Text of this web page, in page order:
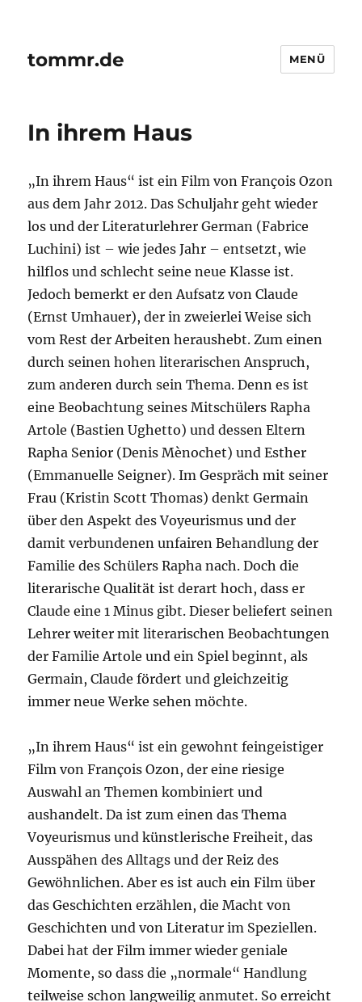
tommr.de MENÜ
In ihrem Haus
„In ihrem Haus“ ist ein Film von François Ozon
aus dem Jahr 2012. Das Schuljahr geht wieder
los und der Literaturlehrer German (Fabrice
Luchini) ist – wie jedes Jahr – entsetzt, wie
hilflos und schlecht seine neue Klasse ist.
Jedoch bemerkt er den Aufsatz von Claude
(Ernst Umhauer), der in zweierlei Weise sich
vom Rest der Arbeiten heraushebt. Zum einen
durch seinen hohen literarischen Anspruch,
zum anderen durch sein Thema. Denn es ist
eine Beobachtung seines Mitschülers Rapha
Artole (Bastien Ughetto) und dessen Eltern
Rapha Senior (Denis Mènochet) und Esther
(Emmanuelle Seigner). Im Gespräch mit seiner
Frau (Kristin Scott Thomas) denkt Germain
über den Aspekt des Voyeurismus und der
damit verbundenen unfairen Behandlung der
Familie des Schülers Rapha nach. Doch die
literarische Qualität ist derart hoch, dass er
Claude eine 1 Minus gibt. Dieser beliefert seinen
Lehrer weiter mit literarischen Beobachtungen
der Familie Artole und ein Spiel beginnt, als
Germain, Claude fördert und gleichzeitig
immer neue Werke sehen möchte.
„In ihrem Haus“ ist ein gewohnt feingeistiger
Film von François Ozon, der eine riesige
Auswahl an Themen kombiniert und
aushandelt. Da ist zum einen das Thema
Voyeurismus und künstlerische Freiheit, das
Ausspähen des Alltags und der Reiz des
Gewöhnlichen. Aber es ist auch ein Film über
das Geschichten erzählen, die Macht von
Geschichten und von Literatur im Speziellen.
Dabei hat der Film immer wieder geniale
Momente, so dass die „normale“ Handlung
teilweise schon langweilig anmutet. So erreicht